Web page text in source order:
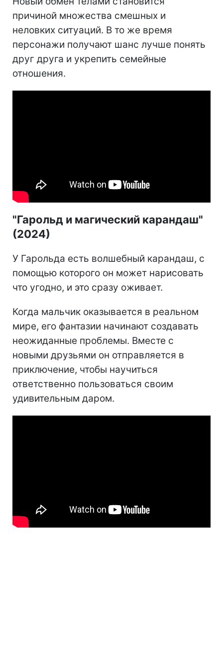
причиной множества смешных и
неловких ситуаций. В то же время
персонажи получают шанс лучше понять
друг друга и укрепить семейные
отношения.
"Гарольд и магический карандаш"
(2024)
У Гарольда есть волшебный карандаш, с
помощью которого он может нарисовать
что угодно, и это сразу оживает.
Когда мальчик оказывается в реальном
мире, его фантазии начинают создавать
неожиданные проблемы. Вместе с
новыми друзьями он отправляется в
приключение, чтобы научиться
ответственно пользоваться своим
удивительным даром.